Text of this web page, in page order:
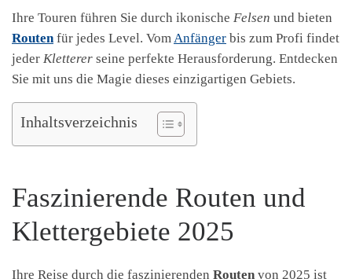
Ihre Touren führen Sie durch ikonische Felsen und bieten
Routenfür jedes Level. VomAnfänger bis zum Profi findet
jeder Kletterer seine perfekte Herausforderung. Entdecken
Sie mit uns die Magie dieses einzigartigen Gebiets.
Inhaltsverzeichnis
Faszinierende Routen und
Klettergebiete 2025
Ihre Reise durch die faszinierenden Routen von 2025 ist